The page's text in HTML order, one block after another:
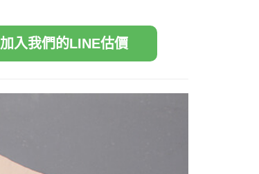
加入我們的LINE估價